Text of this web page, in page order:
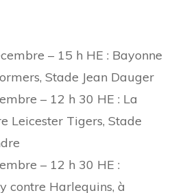
– 15 h HE : Bayonne
Stade Jean Dauger
– 12 h 30 HE : La
Leicester Tigers, Stade
– 12 h 30 HE :
contre Harlequins, à